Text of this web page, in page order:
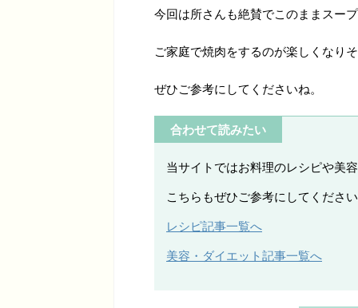
今回は所さんも絶賛でこのままスー
ご家庭で焼肉をするのが楽しくなりそ
ぜひご参考にしてくださいね。
合わせて読みたい
当サイトではお料理のレシピや美
こちらもぜひご参考にしてくださ
レシピ記事一覧へ
美容・ダイエット記事一覧へ